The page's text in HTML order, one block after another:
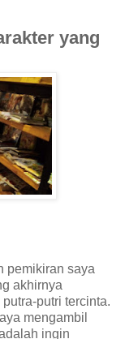
yang
pemikiran saya
akhirnya
putri tercinta.
mengambil
ingin